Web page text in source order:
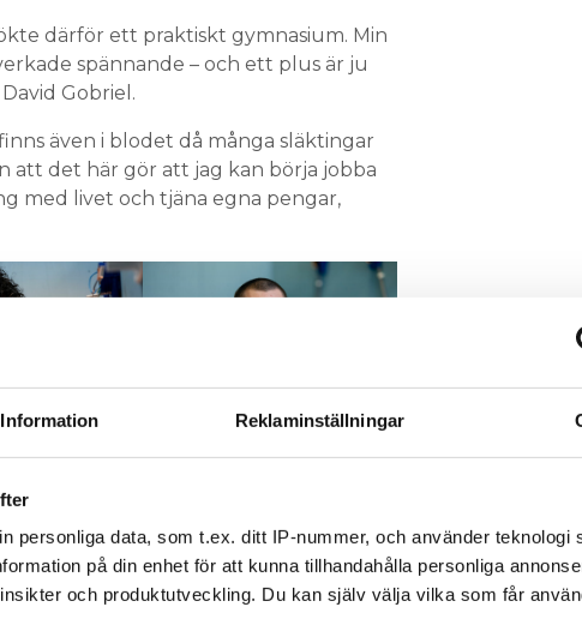
Information Reklaminställningar
personliga data, som t.ex. ditt IP-nummer, och använder teknologi
på din enhet för att kunna tillhandahålla personliga
och produktutveckling. Du kan själv välja vilka som får
därför ett praktiskt gymnasium. Min
spännande – och ett plus är ju
Gobriel.
även i blodet då många släktingar
att det här gör att jag kan börja jobba
med livet och tjäna egna pengar,
Gobriel Florian Liljeqvist
men två av tre har redan
det – och svarade företagen upp
Att få vara ute och jobba. Bila, spåra